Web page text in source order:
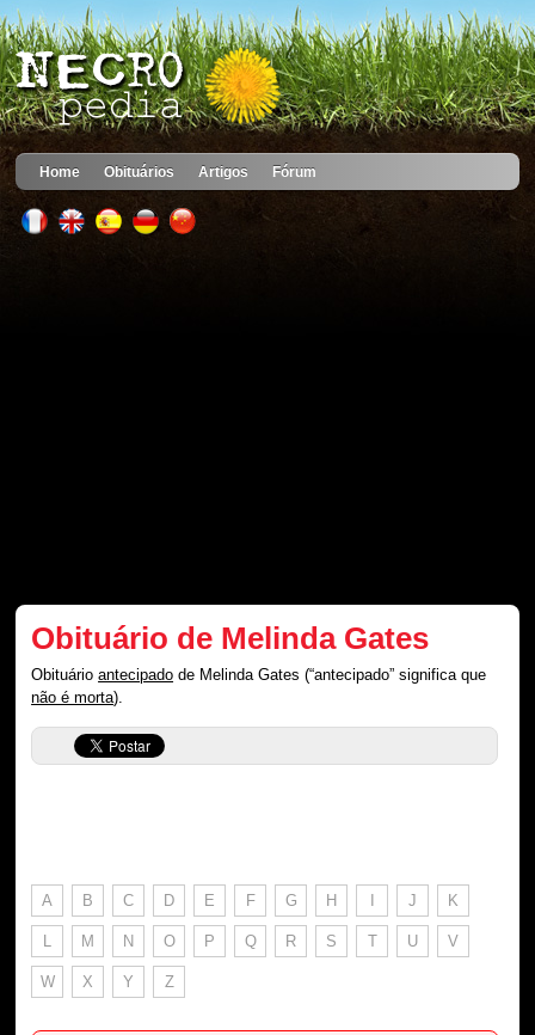
Home Obituários Artigos Fórum
Obituário de Melinda Gates
Obituárioantecipado de Melinda Gates (“antecipado” significa que
não é morta).
A B C D E F G H I J K
L M N O P Q R S T U V
W X Y Z